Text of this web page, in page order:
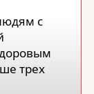
с
трех